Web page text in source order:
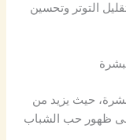
التوتر وتحسين
حيث يزيد من
ظهور حب الشباب